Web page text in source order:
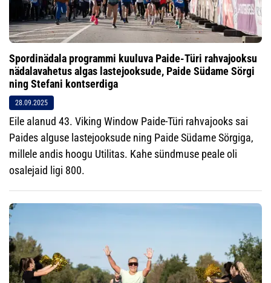
Spordinädala programmi kuuluva Paide-Türi rahvajooksu
nädalavahetus algas lastejooksude, Paide Südame Sörgi
ning Stefani kontserdiga
28.09.2025
Eile alanud 43. Viking Window Paide-Türi rahvajooks sai
Paides alguse lastejooksude ning Paide Südame Sörgiga,
millele andis hoogu Utilitas. Kahe sündmuse peale oli
osalejaid ligi 800.